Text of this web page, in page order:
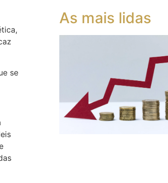
se
As mais lidas